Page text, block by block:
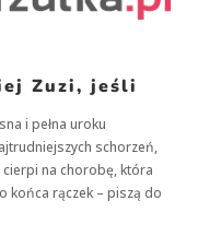
Zuzi, jeśli
i pełna uroku
schorzeń,
na chorobę, która
końca rączek – piszą do